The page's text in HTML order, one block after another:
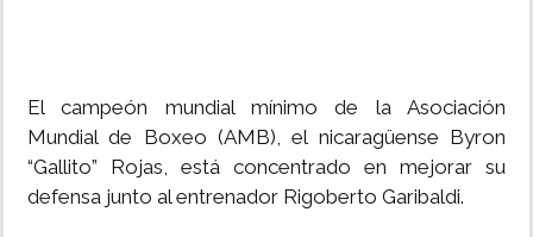
El campeón mundial mínimo de la Asociación
Mundial de Boxeo (AMB), el nicaragüense Byron
“Gallito” Rojas, está concentrado en mejorar su
defensa junto al entrenador Rigoberto Garibaldi.